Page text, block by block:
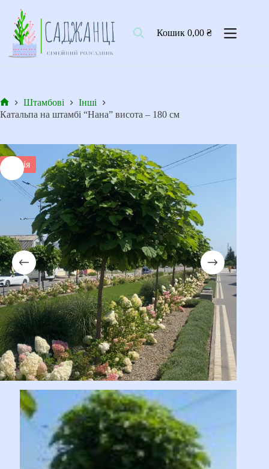
вмісту
Кошик0,00₴
Головна
Штамбові
Інші
Катальпа на штамбі “Нана” висота – 180 см
Акція